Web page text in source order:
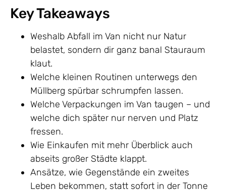
Key Takeaways
Weshalb Abfall im Van nicht nur Natur
belastet, sondern dir ganz banal Stauraum
klaut.
Welche kleinen Routinen unterwegs den
Müllberg spürbar schrumpfen lassen.
Welche Verpackungen im Van taugen – und
welche dich später nur nerven und Platz
fressen.
Wie Einkaufen mit mehr Überblick auch
abseits großer Städte klappt.
Ansätze, wie Gegenstände ein zweites
Leben bekommen, statt sofort in der Tonne